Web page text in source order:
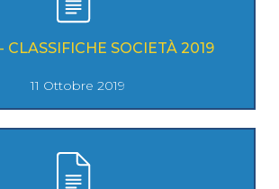
CLASSIFICHE SOCIETÀ 2019
11 Ottobre 2019